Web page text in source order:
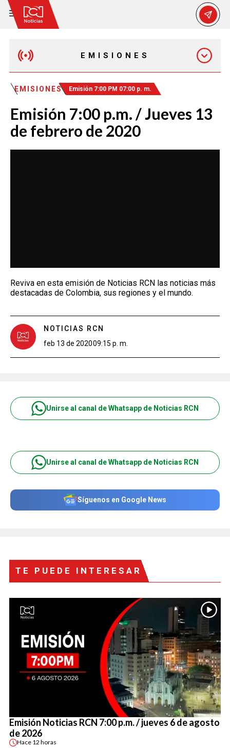
EMISIONES
MAÑANA EXPRESS
EMISIÓN 12:30 PM
EMISIONES Emisión 7:00 PM 07:00 p. m.
Emisión 7:00 p.m. / Jueves 13
de febrero de 2020
Reviva en esta emisión de Noticias RCN las noticias más
destacadas de Colombia, sus regiones y el mundo.
NOTICIAS RCN
feb 13 de 202009:15 p. m.
Unirse al canal de Whatsapp de Noticias RCN
Unirse al canal de Whatsapp de Noticias RCN
Síguenos en Google News
TE PUEDE INTERESAR
Emisión Noticias RCN 7:00 p.m. / jueves 6 de agosto
de 2026
Hace 12 horas